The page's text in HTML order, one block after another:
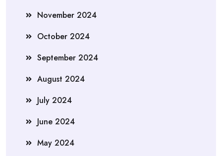
November 2024
October 2024
September 2024
August 2024
July 2024
June 2024
May 2024